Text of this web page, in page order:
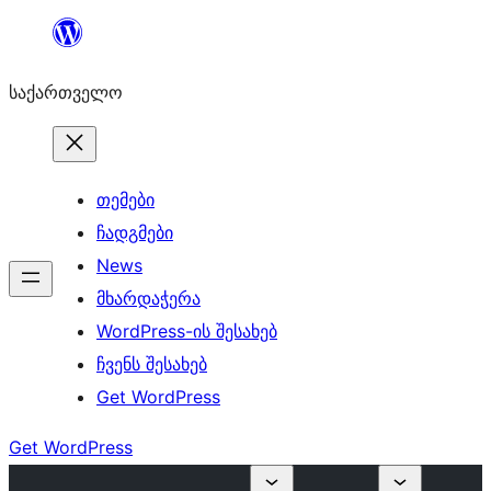
შიგთავსზე
საქართველო
თემები
ჩადგმები
News
მხარდაჭერა
WordPress-ის შესახებ
ჩვენს შესახებ
Get WordPress
Get WordPress